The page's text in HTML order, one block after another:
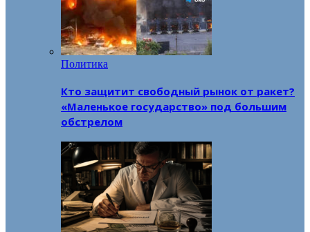
Политика
Кто защитит свободный рынок от ракет?
«Маленькое государство» под большим
обстрелом